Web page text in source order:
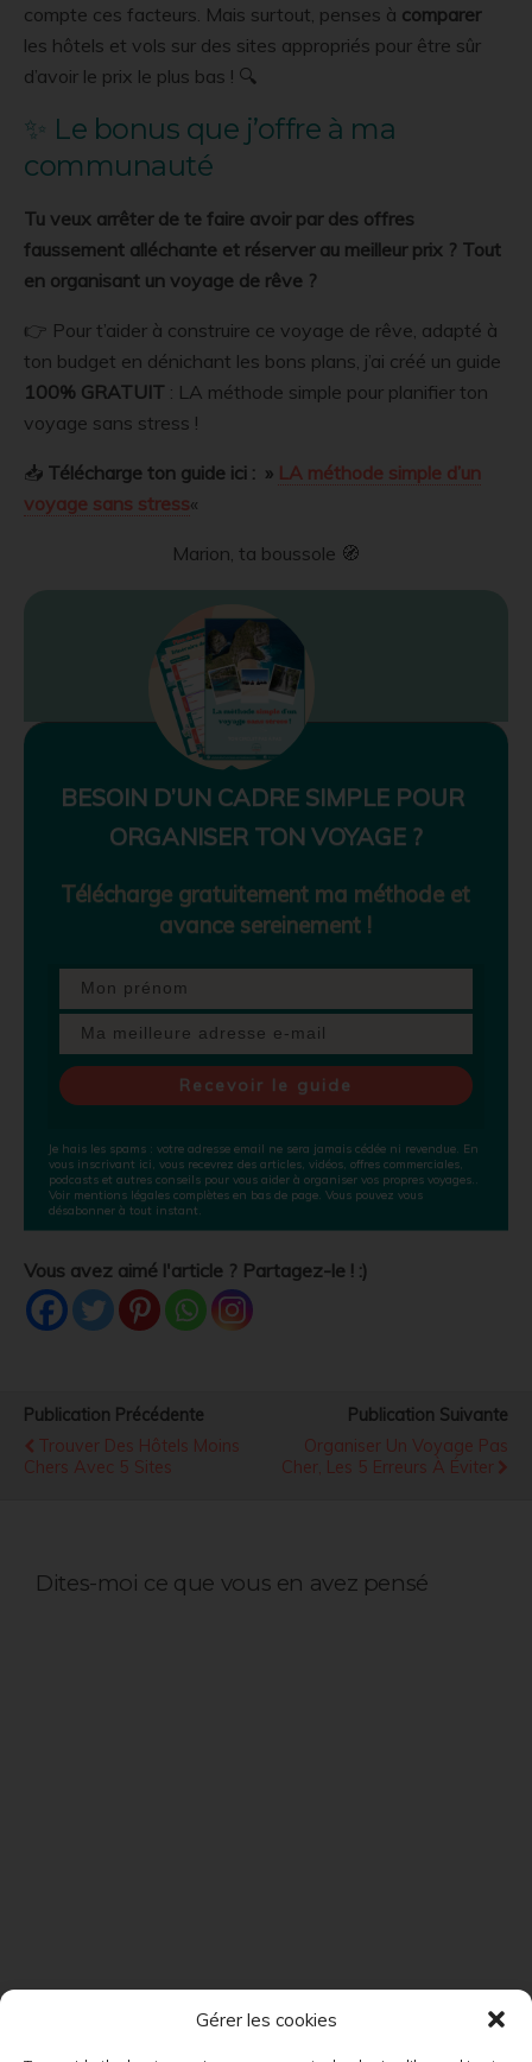
Gérer les cookies
compte ces facteurs. Mais surtout, penses à comparer
les hôtels et vols sur des sites appropriés pour être sûr
d’avoir le prix le plus bas ! 🔍
✨ Le bonus que j’offre à ma
communauté
Tu veux arrêter de te faire avoir par des offres
faussement alléchante et réserver au meilleur prix ? Tout
en organisant un voyage de rêve ?
👉 Pour t’aider à construire ce voyage de rêve, adapté à
ton budget en dénichant les bons plans, j’ai créé un guide
100% GRATUIT : LA méthode simple pour planifier ton
voyage sans stress !
📥 Télécharge ton guide ici : » LA méthode simple d’un
voyage sans stress«
Marion, ta boussole 🧭
BESOIN D’UN CADRE SIMPLE POUR
ORGANISER TON VOYAGE ?
Télécharge gratuitement ma méthode et
avance sereinement !
Recevoir le guide
Je hais les spams : votre adresse email ne sera jamais cédée ni revendue. En
vous inscrivant ici, vous recevrez des articles, vidéos, offres commerciales,
podcasts et autres conseils pour vous aider à organiser vos propres voyages..
Voir mentions légales complètes en bas de page. Vous pouvez vous
désabonner à tout instant.
Vous avez aimé l'article ? Partagez-le ! :)
Publication Précédente
Trouver Des Hôtels Moins
Chers Avec 5 Sites
Publication Suivante
Organiser Un Voyage Pas
Cher, Les 5 Erreurs À Éviter
Dites-moi ce que vous en avez pensé